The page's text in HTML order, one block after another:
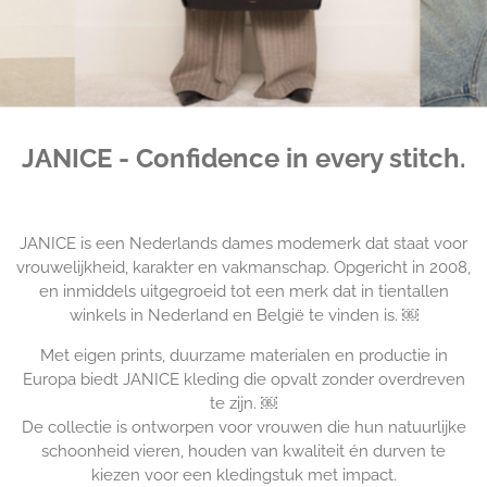
JANICE - Confidence in every stitch.
JANICE is een Nederlands dames modemerk dat staat voor
vrouwelijkheid, karakter en vakmanschap. Opgericht in 2008,
en inmiddels uitgegroeid tot een merk dat in tientallen
winkels in Nederland en België te vinden is. ￼
Met eigen prints, duurzame materialen en productie in
Europa biedt JANICE kleding die opvalt zonder overdreven
te zijn. ￼
De collectie is ontworpen voor vrouwen die hun natuurlijke
schoonheid vieren, houden van kwaliteit én durven te
kiezen voor een kledingstuk met impact.